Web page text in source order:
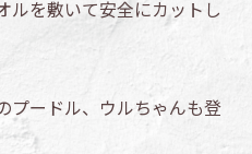
ルを敷いて安全にカットし
プードル、ウルちゃんも登